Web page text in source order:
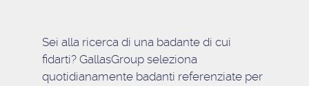
Sei alla ricerca di una badante di cui
fidarti? GallasGroup seleziona
quotidianamente badanti referenziate per